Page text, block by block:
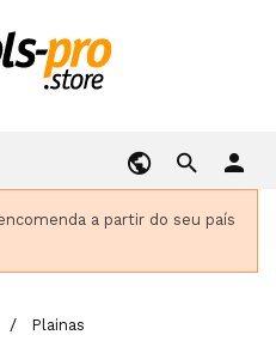
person
a partir do seu país
Plainas